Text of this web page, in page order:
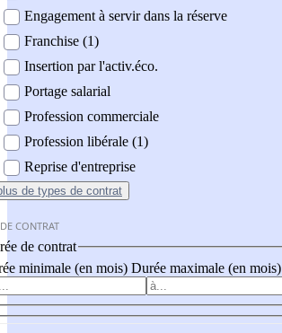
Engagement à servir dans la réserve
Franchise (1)
Insertion par l'activ.éco.
Portage salarial
Profession commerciale
Profession libérale (1)
Reprise d'entreprise
de types de contrat
CONTRAT
de contrat
minimale (en mois) Durée maximale (en mois)